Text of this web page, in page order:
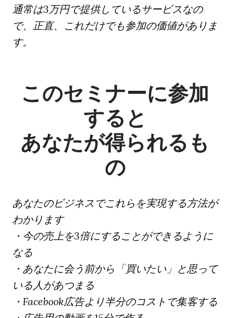
通常は3万円で提供しているサービスなの
で、正直、これだけでも参加の価値がありま
す。
このセミナーに参加
すると
あなたが得られるも
の
あなたのビジネスでこれらを実現する方法が
わかります
・今の売上を3倍にすることができるように
なる
・あなたに会う前から「買いたい」と思って
いる人があつまる
・Facebook広告より半分のコストで集客する